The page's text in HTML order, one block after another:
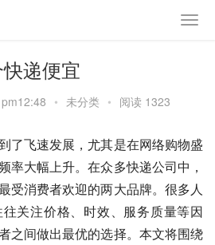
递便宜
• 未分类 • 阅读 1323
了飞速发展，尤其是在网络购物盛
率大幅上升。在众多快递公司中，
受消费者欢迎的两大品牌。很多人
关注价格、时效、服务质量等因
之间做出最优的选择。本文将围绕